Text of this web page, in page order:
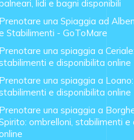
lidi e bagni disponibili
una Spiaggia ad
Stabilimenti - GoToMare
una spiaggia a
e disponibilita online
una spiaggia a Loano:
e disponibilita online
una spiaggia a
ombrelloni, stabilimenti e